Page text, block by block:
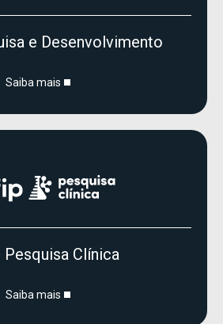
e Desenvolvimento
Saiba mais
Pesquisa Clínica
Saiba mais